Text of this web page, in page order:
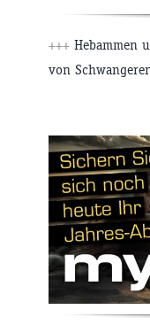
+++ Hebammen
von